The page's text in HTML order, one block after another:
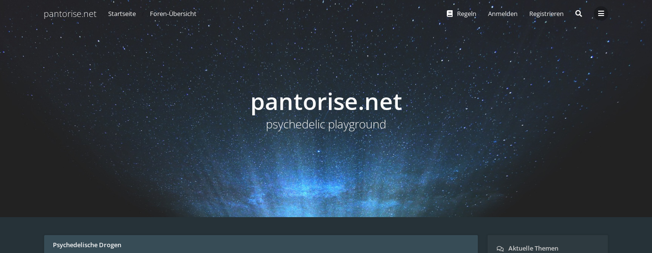
pantorise.net Regeln Anmelden Registrieren
Startseite Foren-Übersicht
pantorise.net
psychedelic playground
Psychedelische Drogen
Aktuelle Themen